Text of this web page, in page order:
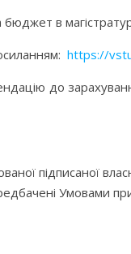
в
https://
до
підписаної
Умовами